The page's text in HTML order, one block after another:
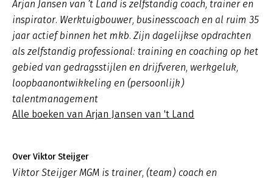
Arjan Jansen van ’t Land is zelfstandig coach, trainer en
inspirator. Werktuigbouwer, businesscoach en al ruim 35
jaar actief binnen het mkb. Zijn dagelijkse opdrachten
als zelfstandig professional: training en coaching op het
gebied van gedragsstijlen en drijfveren, werkgeluk,
loopbaanontwikkeling en (persoonlijk)
talentmanagement
Alle boeken van Arjan Jansen van 't Land
Over Viktor Steijger
Viktor Steijger MGM is trainer, (team) coach en